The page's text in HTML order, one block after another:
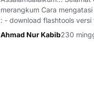
merangkum Cara
: - download flashtools versi
Lava_Iris_65_MT6739_0…
Ahmad Nur Kabib230